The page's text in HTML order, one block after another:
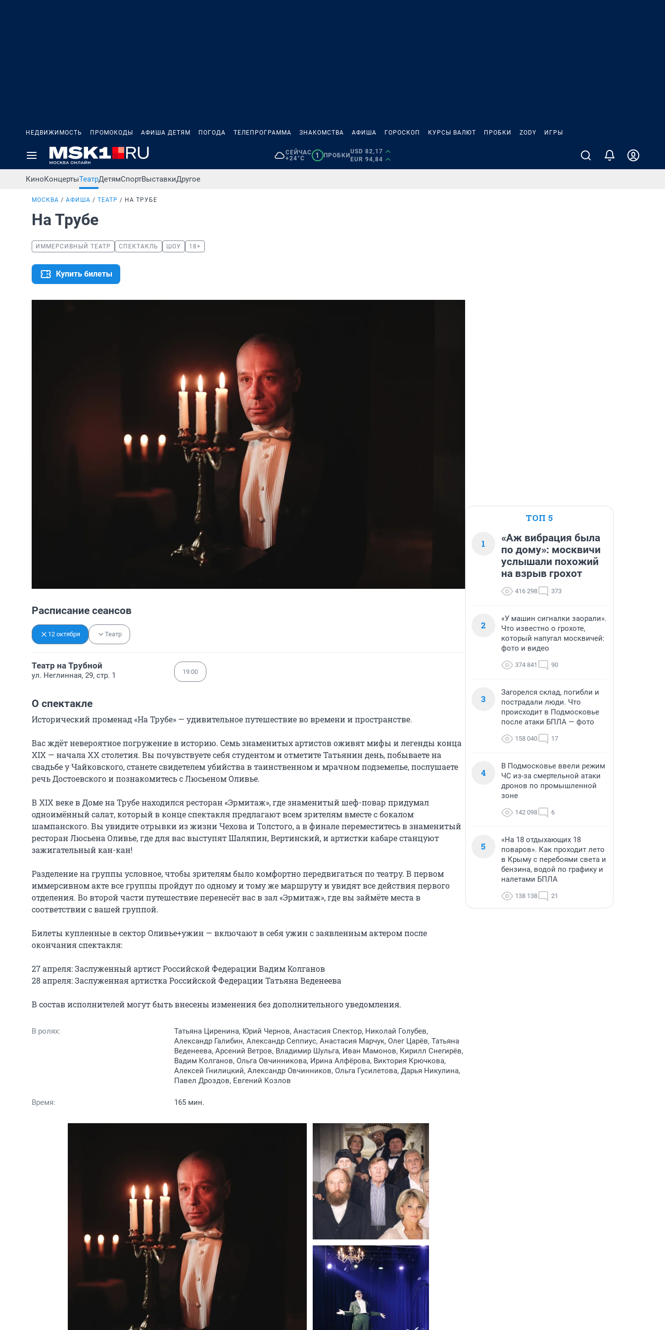
НЕДВИЖИМОСТЬ ПРОМОКОДЫ АФИША ДЕТЯМ ПОГОДА ТЕЛЕПРОГРАММА ЗНАКОМСТВА АФИША ГОРОСКОП КУРСЫ ВАЛЮТ ПРОБКИ ZODY ИГРЫ
СЕЙЧАС
+24°C
1 ПРОБКИ
USD 82,17
EUR 94,84
КиноКонцертыТеатрДетямСпортВыставкиДругое
МОСКВА АФИША ТЕАТР НА ТРУБЕ
На Трубе
ИММЕРСИВНЫЙ ТЕАТР СПЕКТАКЛЬ ШОУ 18+
Купить билеты
Расписание сеансов
12 октября Театр
Театр на Трубной
ул. Неглинная, 29, стр. 1 19:00
О спектакле
Исторический променад «На Трубе» — удивительное путешествие во времени и пространстве.
Вас ждёт невероятное погружение в историю. Семь знаменитых артистов оживят мифы и легенды конца
XIX — начала XX столетия. Вы почувствуете себя студентом и отметите Татьянин день, побываете на
свадьбе у Чайковского, станете свидетелем убийства в таинственном и мрачном подземелье, послушаете
речь Достоевского и познакомитесь с Люсьеном Оливье.
В XIX веке в Доме на Трубе находился ресторан «Эрмитаж», где знаменитый шеф-повар придумал
одноимённый салат, который в конце спектакля предлагают всем зрителям вместе с бокалом
шампанского. Вы увидите отрывки из жизни Чехова и Толстого, а в финале переместитесь в знаменитый
ресторан Люсьена Оливье, где для вас выступят Шаляпин, Вертинский, и артистки кабаре станцуют
зажигательный кан-кан!
Разделение на группы условное, чтобы зрителям было комфортно передвигаться по театру. В первом
иммерсивном акте все группы пройдут по одному и тому же маршруту и увидят все действия первого
отделения. Во второй части путешествие перенесёт вас в зал «Эрмитаж», где вы займёте места в
соответствии с вашей группой.
Билеты купленные в сектор Оливье+ужин — включают в себя ужин с заявленным актером после
окончания спектакля:
27 апреля: Заслуженный артист Российской Федерации Вадим Колганов
28 апреля: Заслуженная артистка Российской Федерации Татьяна Веденеева
В состав исполнителей могут быть внесены изменения без дополнительного уведомления.
В ролях:
Татьяна Циренина, Юрий Чернов, Анастасия Спектор, Николай Голубев,
Александр Галибин, Александр Сеппиус, Анастасия Марчук, Олег Царёв, Татьяна
Веденеева, Арсений Ветров, Владимир Шульга, Иван Мамонов, Кирилл Снегирёв,
Вадим Колганов, Ольга Овчинникова, Ирина Алфёрова, Виктория Крючкова,
Алексей Гнилицкий, Александр Овчинников, Ольга Гусилетова, Дарья Никулина,
Павел Дроздов, Евгений Козлов
Время: 165 мин.
ТОП 5
1
«Аж вибрация была
по дому»: москвичи
услышали похожий
на взрыв грохот
416 298 373
2
«У машин сигналки заорали».
Что известно о грохоте,
который напугал москвичей:
фото и видео
374 841 90
3
Загорелся склад, погибли и
пострадали люди. Что
происходит в Подмосковье
после атаки БПЛА — фото
158 040 17
4
В Подмосковье ввели режим
ЧС из-за смертельной атаки
дронов по промышленной
зоне
142 098 6
5
«На 18 отдыхающих 18
поваров». Как проходит лето
в Крыму с перебоями света и
бензина, водой по графику и
налетами БПЛА
138 138 21